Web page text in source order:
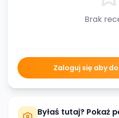
Brak
Zaloguj się aby
Byłaś tutaj? Pokaż